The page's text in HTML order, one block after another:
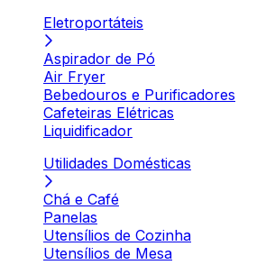
Eletroportáteis
Aspirador de Pó
Air Fryer
Bebedouros e Purificadores
Cafeteiras Elétricas
Liquidificador
Utilidades Domésticas
Chá e Café
Panelas
Utensílios de Cozinha
Utensílios de Mesa